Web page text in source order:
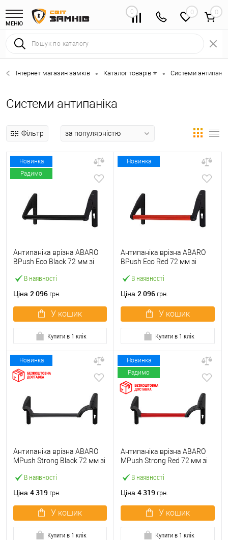
МЕНЮ
0 0
Інтернет магазин замків • Каталог товарів ⭐ • Системи
Системи антипаніка
Фільтр
Новинка
Радимо
В наявності
Антипаніка врізна ABARO
BPush Eco Black 72 мм зі
Ціна 2 096 грн.
У кошик
Купити в 1 клік
Новинка
В наявності
Антипаніка врізна ABARO
BPush Eco Red 72 мм зі
Ціна 2 096 грн.
У кошик
Купити в 1 клік
Новинка
В наявності
Антипаніка врізна ABARO
МPush Strong Black 72 мм зі
Ціна 4 319 грн.
У кошик
Купити в 1 клік
Новинка
Радимо
В наявності
Антипаніка врізна ABARO
МPush Strong Red 72 мм зі
Ціна 4 319 грн.
У кошик
Купити в 1 клік